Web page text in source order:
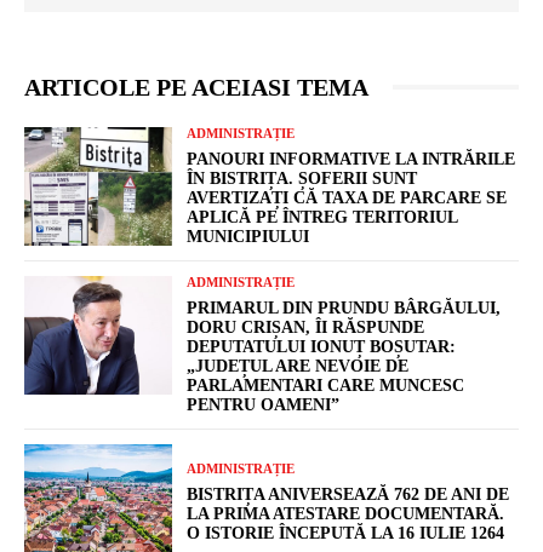
ARTICOLE PE ACEIASI TEMA
ADMINISTRAȚIE
PANOURI INFORMATIVE LA INTRĂRILE
ÎN BISTRIȚA. ȘOFERII SUNT
AVERTIZAȚI CĂ TAXA DE PARCARE SE
APLICĂ PE ÎNTREG TERITORIUL
MUNICIPIULUI
ADMINISTRAȚIE
PRIMARUL DIN PRUNDU BÂRGĂULUI,
DORU CRIȘAN, ÎI RĂSPUNDE
DEPUTATULUI IONUȚ BOȘUTAR:
„JUDEȚUL ARE NEVOIE DE
PARLAMENTARI CARE MUNCESC
PENTRU OAMENI”
ADMINISTRAȚIE
BISTRIȚA ANIVERSEAZĂ 762 DE ANI DE
LA PRIMA ATESTARE DOCUMENTARĂ.
O ISTORIE ÎNCEPUTĂ LA 16 IULIE 1264